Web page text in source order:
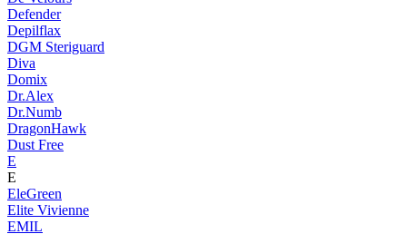
Defender
Depilflax
DGM Steriguard
Diva
Domix
Dr.Alex
Dr.Numb
DragonHawk
Dust Free
E
E
EleGreen
Elite Vivienne
EMIL